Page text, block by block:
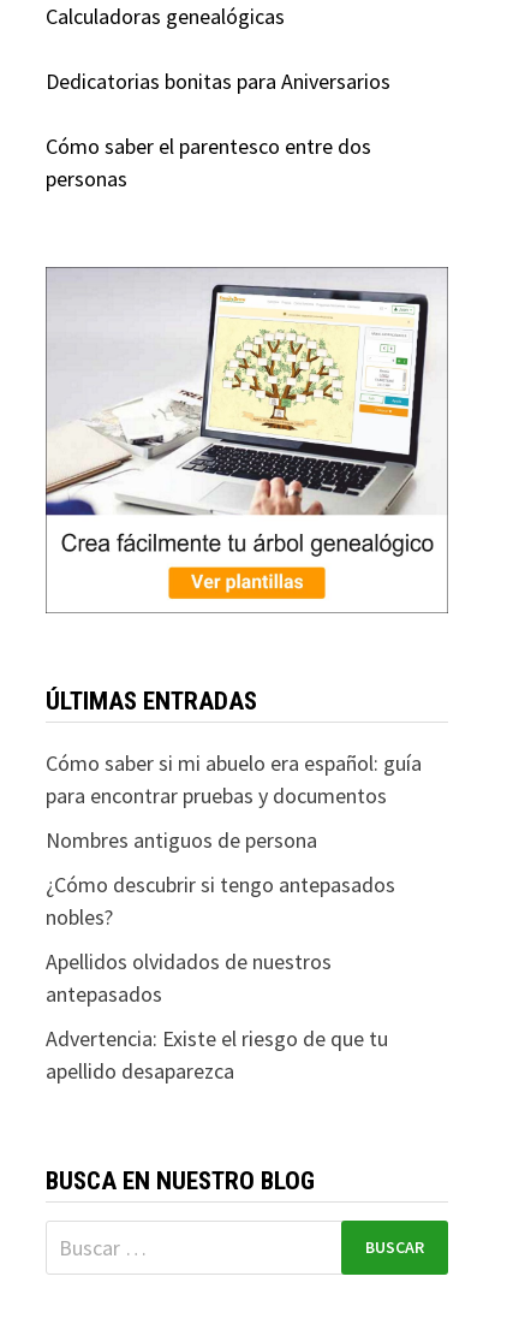
Calculadoras genealógicas
Dedicatorias bonitas para Aniversarios
Cómo saber el parentesco entre dos
personas
ÚLTIMAS ENTRADAS
Cómo saber si mi abuelo era español: guía
para encontrar pruebas y documentos
Nombres antiguos de persona
¿Cómo descubrir si tengo antepasados
nobles?
Apellidos olvidados de nuestros
antepasados
Advertencia: Existe el riesgo de que tu
apellido desaparezca
BUSCA EN NUESTRO BLOG